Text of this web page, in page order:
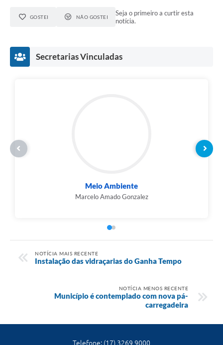
GOSTEI NÃO GOSTEI
Seja o primeiro a curtir esta
notícia.
Secretarias Vinculadas
Meio Ambiente
Marcelo Amado Gonzalez
NOTÍCIA MAIS RECENTE
Instalação das vidraçarias do Ganha Tempo
NOTÍCIA MENOS RECENTE
Município é contemplado com nova pá-
carregadeira
Telefone: (17) 3269 9000